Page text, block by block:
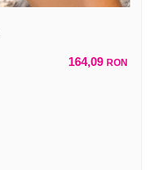
164,09 RON